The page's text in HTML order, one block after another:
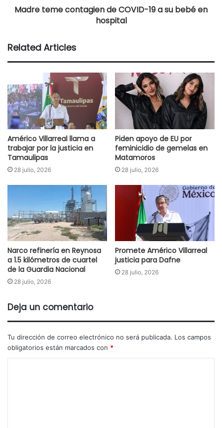
Madre teme contagien de COVID-19 a su bebé en
hospital
Related Articles
Américo Villarreal llama a
trabajar por la justicia en
Tamaulipas
28 julio, 2026
Piden apoyo de EU por
feminicidio de gemelas en
Matamoros
28 julio, 2026
Narco refinería en Reynosa
a 1.5 kilómetros de cuartel
de la Guardia Nacional
28 julio, 2026
Promete Américo Villarreal
justicia para Dafne
28 julio, 2026
Deja un comentario
Tu dirección de correo electrónico no será publicada. Los campos
obligatorios están marcados con *